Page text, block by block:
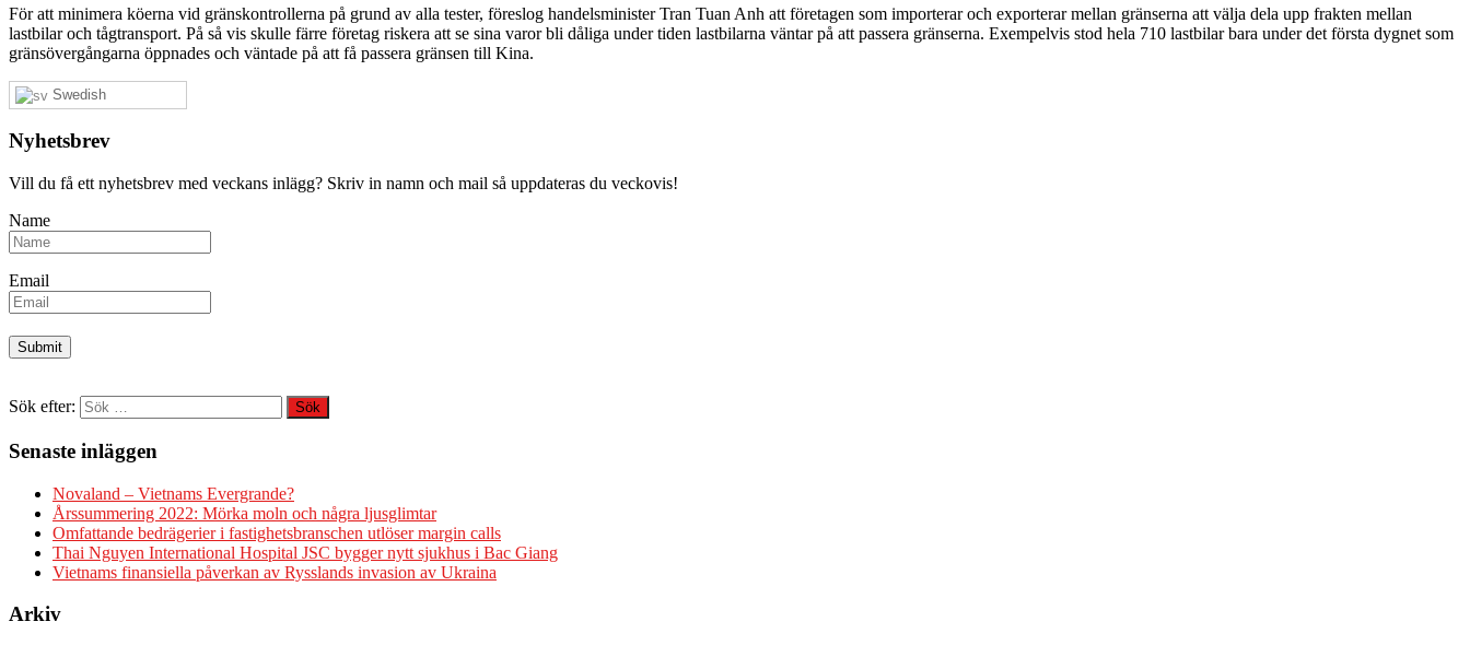
För att minimera köerna vid gränskontrollerna på grund av alla tester, föreslog handelsminister Tran Tuan Anh att företagen som importerar och exporterar mellan gränserna att välja dela upp frakten mellan
lastbilar och tågtransport. På så vis skulle färre företag riskera att se sina varor bli dåliga under tiden lastbilarna väntar på att passera gränserna. Exempelvis stod hela 710 lastbilar bara under det första dygnet som
gränsövergångarna öppnades och väntade på att få passera gränsen till Kina.
Swedish
Nyhetsbrev
Vill du få ett nyhetsbrev med veckans inlägg? Skriv in namn och mail så uppdateras du veckovis!
Name
Email
Sök efter:
Senaste inläggen
Novaland – Vietnams Evergrande?
Årssummering 2022: Mörka moln och några ljusglimtar
Omfattande bedrägerier i fastighetsbranschen utlöser margin calls
Thai Nguyen International Hospital JSC bygger nytt sjukhus i Bac Giang
Vietnams finansiella påverkan av Rysslands invasion av Ukraina
Arkiv